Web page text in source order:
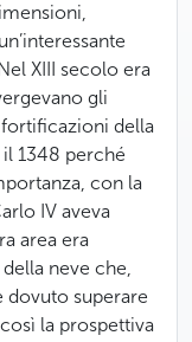
XIII secolo era
gli
della
1348 perché
con la
IV aveva
area era
neve che,
dovuto superare
la prospettiva